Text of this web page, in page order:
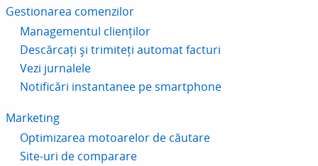
Gestionarea comenzilor
Managementul clienților
Descărcați și trimiteți automat facturi
Vezi jurnalele
Notificări instantanee pe smartphone
Marketing
Optimizarea motoarelor de căutare
Site-uri de comparare